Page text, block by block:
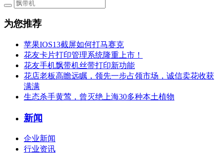
为您推荐
苹果IOS13截屏如何打马赛克
花友卡片打印管理系统隆重上市！
花友手机飘带机丝带打印新功能
花店老板高瞻远瞩，领先一步占领市场，诚信卖花收获
满满
生态杀手黄莺，曾灭绝上海30多种本土植物
新闻
企业新闻
行业资讯